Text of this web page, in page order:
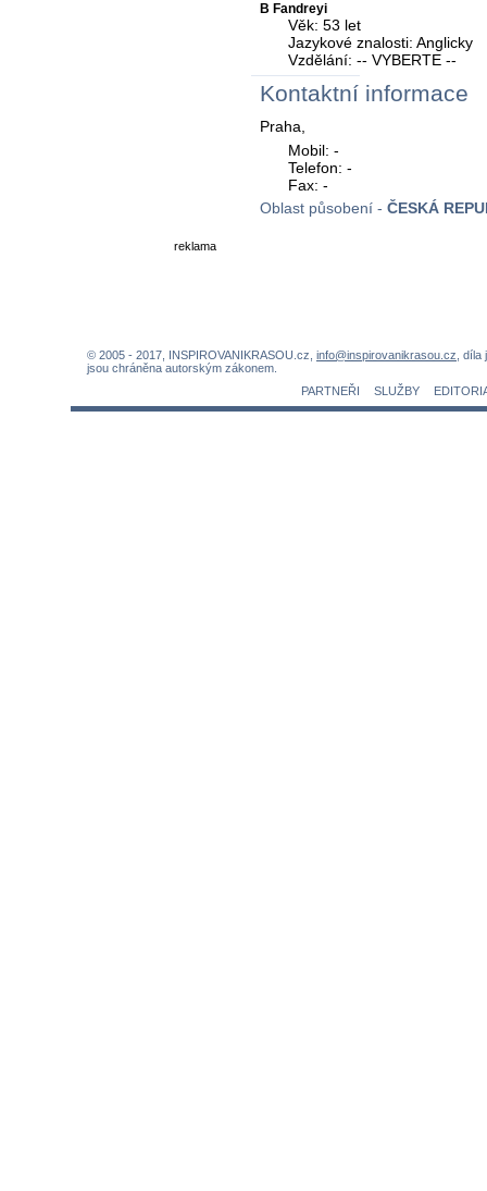
B Fandreyi
Věk: 53 let
Jazykové znalosti: Anglicky
Vzdělání: -- VYBERTE --
Kontaktní informace
Praha,
Mobil: -
Telefon: -
Fax: -
Oblast působení - ČESKÁ
reklama
© 2005 - 2017, INSPIROVANIKRASOU.cz, info@inspirovanikrasou.cz ,
jsou chráněna autorským zákonem.
PARTNEŘI
SLUŽBY